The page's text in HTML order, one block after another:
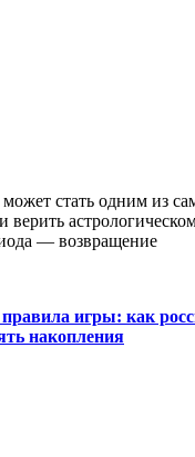
может стать одним из
верить
— возвращение
игры: как
накопления